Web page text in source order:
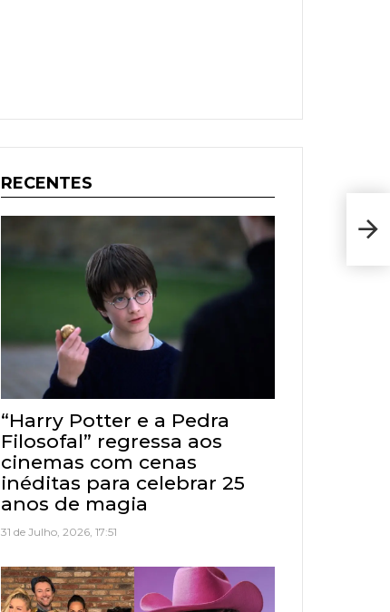
de
RECENTES
“Harry Potter e a Pedra
Filosofal” regressa aos
cinemas com cenas
inéditas para celebrar 25
anos de magia
31 de Julho, 2026, 17:51